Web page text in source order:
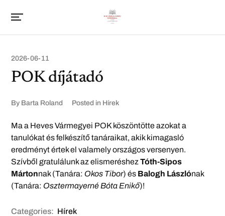
2026-06-11
POK díjátadó
By Barta Roland Posted in Hírek
Ma a Heves Vármegyei POK köszöntötte azokat a
tanulókat és felkészítő tanáraikat, akik kimagasló
eredményt értek el valamely országos versenyen.
Szívből gratulálunk az elismeréshezTóth-Sipos
Mártonnak (Tanára: Okos Tibor) és Balogh Lászlónak
(Tanára: Osztermayerné Bóta Enikő)!
Categories: Hírek